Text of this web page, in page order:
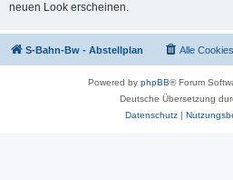
neuen Look erscheinen.
S-Bahn-Bw - Abstellplan Alle
Powered by phpBB® Forum
Deutsche Übersetzung
Datenschutz|